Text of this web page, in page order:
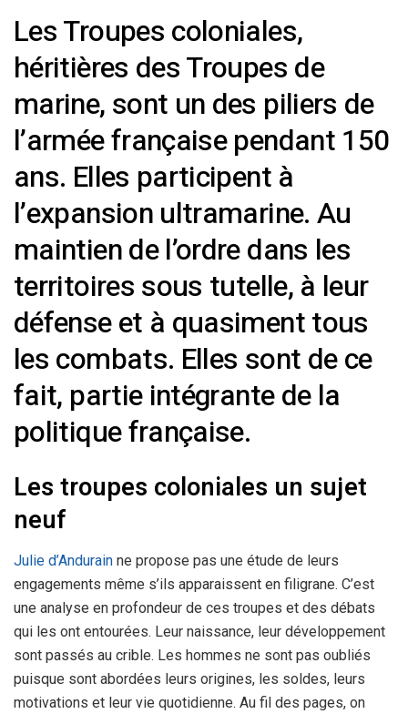
Les Troupes coloniales,
héritières des Troupes de
marine, sont un des piliers de
l’armée française pendant 150
ans. Elles participent à
l’expansion ultramarine. Au
maintien de l’ordre dans les
territoires sous tutelle, à leur
défense et à quasiment tous
les combats. Elles sont de ce
fait, partie intégrante de la
politique française.
Les troupes coloniales un sujet
neuf
Julie d’Andurain ne propose pas une étude de leurs
engagements même s’ils apparaissent en filigrane. C’est
une analyse en profondeur de ces troupes et des débats
qui les ont entourées. Leur naissance, leur développement
sont passés au crible. Les hommes ne sont pas oubliés
puisque sont abordées leurs origines, les soldes, leurs
motivations et leur vie quotidienne. Au fil des pages, on